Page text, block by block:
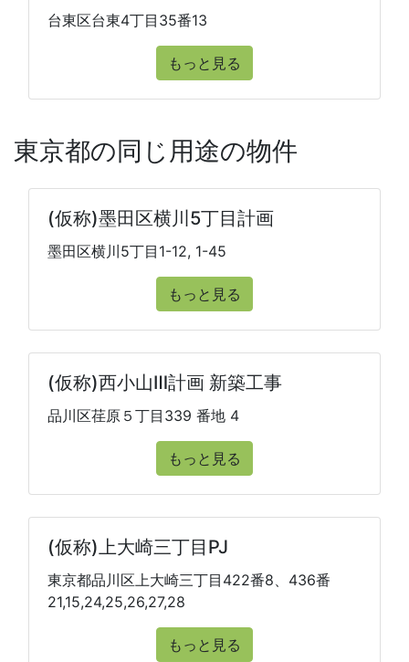
台東区台東4丁目35番13
もっと見る
東京都の同じ用途の物件
(仮称)墨田区横川5丁目計画
墨田区横川5丁目1-12, 1-45
もっと見る
(仮称)西小山Ⅲ計画 新築工事
品川区荏原５丁目339 番地 4
もっと見る
(仮称)上大崎三丁目PJ
東京都品川区上大崎三丁目422番8、436番
21,15,24,25,26,27,28
もっと見る